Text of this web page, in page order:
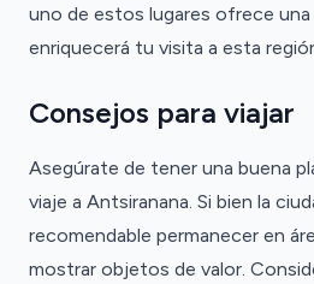
uno de estos lugares ofrece una
enriquecerá tu visita a esta
Consejos para viajar
Asegúrate de tener una buena
viaje a Antsiranana. Si bien la
recomendable permanecer en
mostrar objetos de valor.